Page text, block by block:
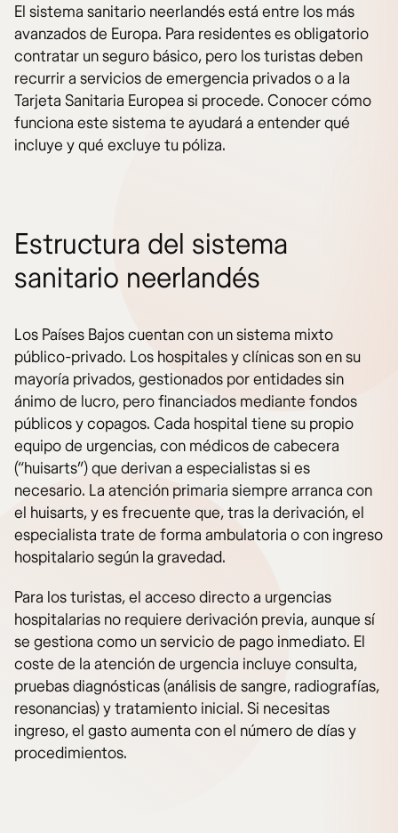
El sistema sanitario neerlandés está entre los más
avanzados de Europa. Para residentes es obligatorio
contratar un seguro básico, pero los turistas deben
recurrir a servicios de emergencia privados o a la
Tarjeta Sanitaria Europea si procede. Conocer cómo
funciona este sistema te ayudará a entender qué
incluye y qué excluye tu póliza.
Estructura del sistema
sanitario neerlandés
Los Países Bajos cuentan con un sistema mixto
público-privado. Los hospitales y clínicas son en su
mayoría privados, gestionados por entidades sin
ánimo de lucro, pero financiados mediante fondos
públicos y copagos. Cada hospital tiene su propio
equipo de urgencias, con médicos de cabecera
(“huisarts”) que derivan a especialistas si es
necesario. La atención primaria siempre arranca con
el huisarts, y es frecuente que, tras la derivación, el
especialista trate de forma ambulatoria o con ingreso
hospitalario según la gravedad.
Para los turistas, el acceso directo a urgencias
hospitalarias no requiere derivación previa, aunque sí
se gestiona como un servicio de pago inmediato. El
coste de la atención de urgencia incluye consulta,
pruebas diagnósticas (análisis de sangre, radiografías,
resonancias) y tratamiento inicial. Si necesitas
ingreso, el gasto aumenta con el número de días y
procedimientos.